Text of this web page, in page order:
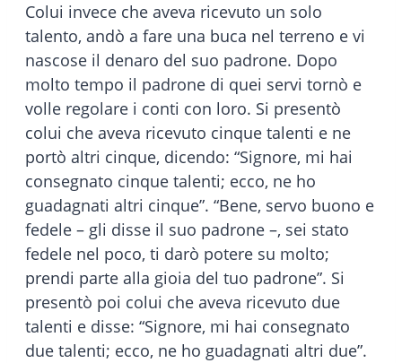
Colui invece che aveva ricevuto un solo
talento, andò a fare una buca nel terreno e vi
nascose il denaro del suo padrone. Dopo
molto tempo il padrone di quei servi tornò e
volle regolare i conti con loro. Si presentò
colui che aveva ricevuto cinque talenti e ne
portò altri cinque, dicendo: “Signore, mi hai
consegnato cinque talenti; ecco, ne ho
guadagnati altri cinque”. “Bene, servo buono e
fedele – gli disse il suo padrone –, sei stato
fedele nel poco, ti darò potere su molto;
prendi parte alla gioia del tuo padrone”. Si
presentò poi colui che aveva ricevuto due
talenti e disse: “Signore, mi hai consegnato
due talenti; ecco, ne ho guadagnati altri due”.